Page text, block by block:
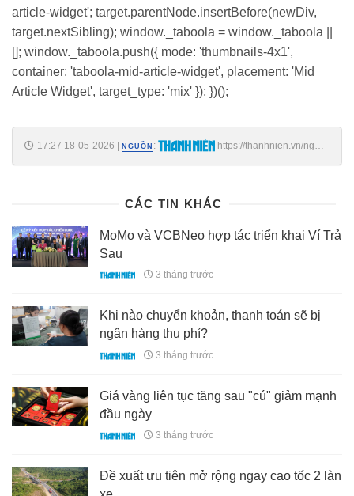
article-widget'; target.parentNode.insertBefore(newDiv,
target.nextSibling); window._taboola = window._taboola ||
[]; window._taboola.push({ mode: 'thumbnails-4x1',
container: 'taboola-mid-article-widget', placement: 'Mid
Article Widget', target_type: 'mix' }); })();
17:27 18-05-2026 | NGUỒN :
https://thanhnien.vn/ngan-
CÁC TIN KHÁC
MoMo và VCBNeo hợp tác triển khai Ví Trả
Sau
3 tháng trước
Khi nào chuyển khoản, thanh toán sẽ bị
ngân hàng thu phí?
3 tháng trước
Giá vàng liên tục tăng sau "cú" giảm mạnh
đầu ngày
3 tháng trước
Đề xuất ưu tiên mở rộng ngay cao tốc 2 làn